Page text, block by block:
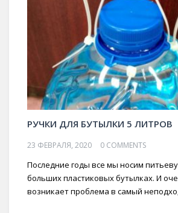
РУЧКИ ДЛЯ БУТЫЛКИ 5 ЛИТРОВ
23 ФЕВРАЛЯ, 2020 0 COMMENTS
Последние годы все мы носим
больших пластиковых бутылках. И
возникает проблема в самый